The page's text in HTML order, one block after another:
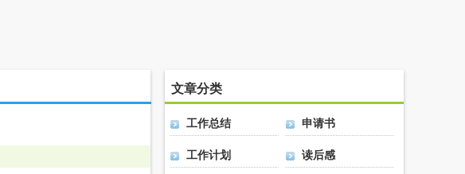
文章分类
工作总结 申请书
工作计划 读后感